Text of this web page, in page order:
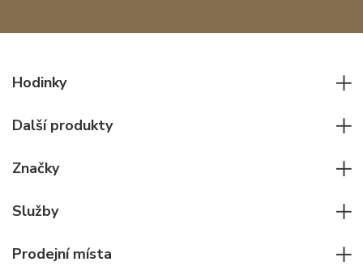
Hodinky
Dámské hodinky
Pilotní hodinky
Potápěčské hodinky
Další produkty
Ostatní doplňky
Značky
Cartier
Služby
Prodejní místa